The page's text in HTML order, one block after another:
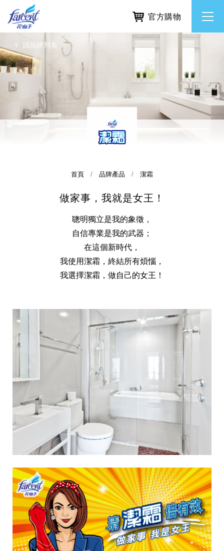
English
使命與核心價值
香氛去味
居家清潔洗劑
居家打掃工具
利害關係人互動與經營
透過各種型態及管道與利害關係人建立友善溝通平台
ESG永續發展
重視企業道德、遵守法治，並積極參與社會公益，追求
股東會相關重要事項與發佈
公司治理
提升資訊透明度為遵循原則，逐步推動各項制度及辦法
協助解決您對產品的疑問
代工服務
我們提供完整與品質保證的代工服務(ODM/OEM)
官方購物
回品牌列表
首頁 品牌產品 潔霜
做家事，我就是女王！
聰明獨立是我的象徵，
自信專業是我的武器；
在這個新時代，
我使用潔霜，終結所有煩惱，
我選擇潔霜，做自己的女王！